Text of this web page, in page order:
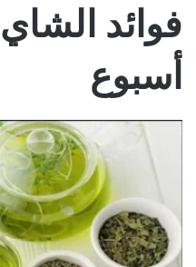
فوائد
أسبوع